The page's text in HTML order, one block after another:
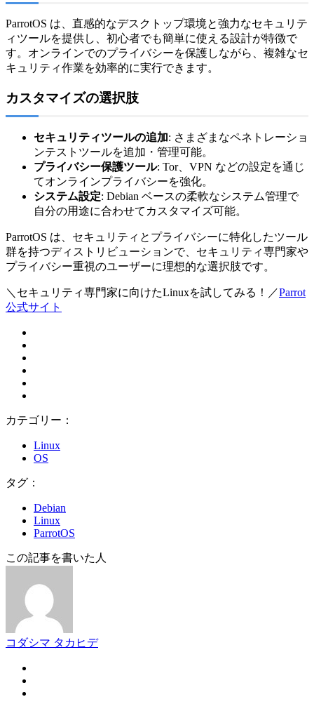
ParrotOS は、直感的なデスクトップ環境と強力なセキュリテ
ィツールを提供し、初心者でも簡単に使える設計が特徴で
す。オンラインでのプライバシーを保護しながら、複雑なセ
キュリティ作業を効率的に実行できます。
カスタマイズの選択肢
セキュリティツールの追加: さまざまなペネトレーショ
ンテストツールを追加・管理可能。
プライバシー保護ツール: Tor、VPN などの設定を通じ
てオンラインプライバシーを強化。
システム設定: Debian ベースの柔軟なシステム管理で
自分の用途に合わせてカスタマイズ可能。
ParrotOS は、セキュリティとプライバシーに特化したツール
群を持つディストリビューションで、セキュリティ専門家や
プライバシー重視のユーザーに理想的な選択肢です。
＼セキュリティ専門家に向けたLinuxを試してみる！／Parrot
公式サイト
カテゴリー：
Linux
OS
タグ：
Debian
Linux
ParrotOS
この記事を書いた人
コダシマ タカヒデ